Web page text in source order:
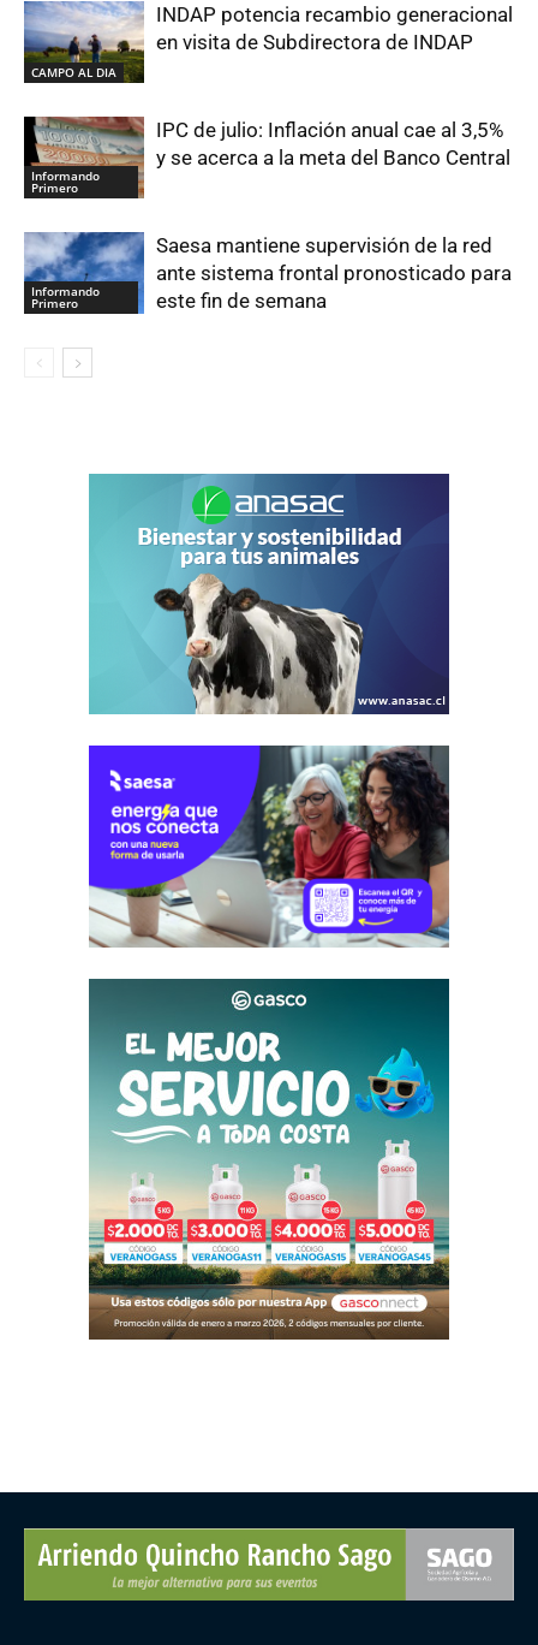
CAMPO AL DIA
INDAP potencia recambio generacional
en visita de Subdirectora de INDAP
Informando
Primero
IPC de julio: Inflación anual cae al 3,5%
y se acerca a la meta del Banco Central
Informando
Primero
Saesa mantiene supervisión de la red
ante sistema frontal pronosticado para
este fin de semana